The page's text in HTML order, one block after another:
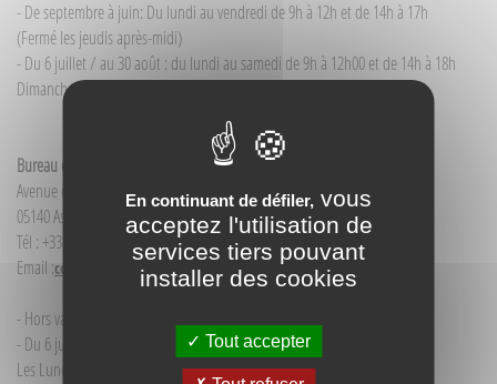
- De septembre à juin: Du lundi au vendredi de 9h à 12h et de 14h à 17h
(Fermé les jeudis après-midi)
- Du 6 juillet / au 30 août : du lundi au samedi de 9h à 12h00 et de 14h à 18h
Dimanche et jour férié : 9h à 12h00
Bureau d'Informations touristiques Aspres-sur-Buëch
Avenue de la Gare
05140 Aspres-sur-Buëch - France
Tél : +33(0)4 92 58 68 88
Email :contact@sources-du-buech.com
- Hors vacances d'été : mardi de 9h30 à 12h00
- Du 6 juillet au 30 août :
Les Lundi et Mercredi
En continuant de défiler, vous
acceptez l'utilisation de
services tiers pouvant
installer des cookies
Tout accepter